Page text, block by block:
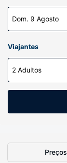
Dom. 9 Agosto
Viajantes
2 Adultos
Preços